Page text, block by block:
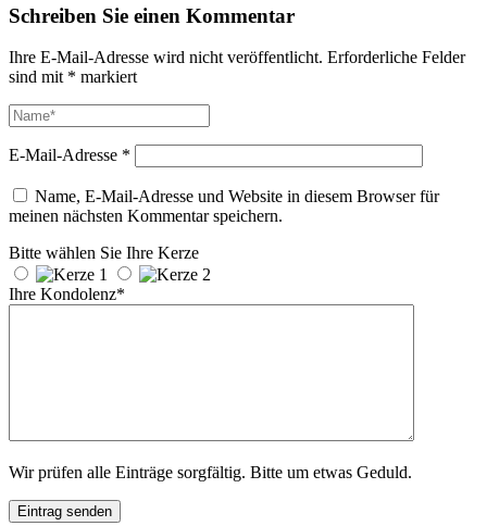
Schreiben Sie einen Kommentar
Ihre E-Mail-Adresse wird nicht veröffentlicht. Erforderliche Felder
sind mit * markiert
E-Mail-Adresse *
Name, E-Mail-Adresse und Website in diesem Browser für
meinen nächsten Kommentar speichern.
Bitte wählen Sie Ihre Kerze
Ihre Kondolenz*
Wir prüfen alle Einträge sorgfältig. Bitte um etwas Geduld.